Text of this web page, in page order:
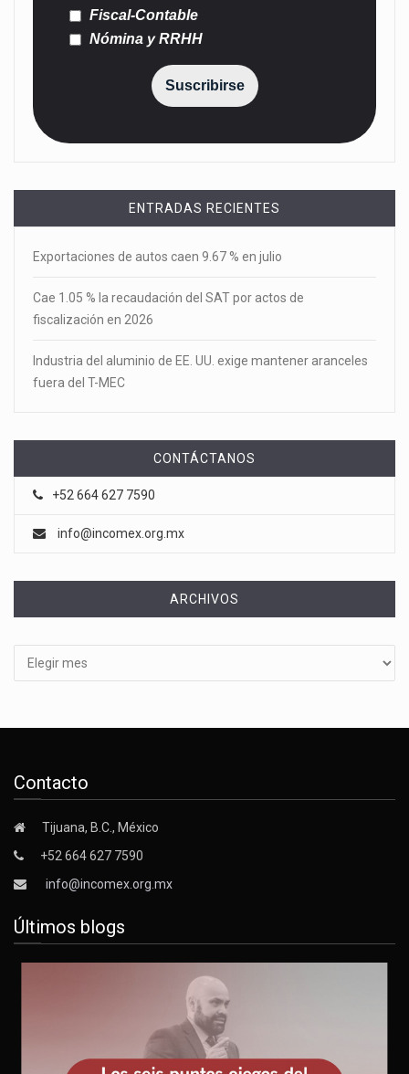
Fiscal-Contable
Nómina y RRHH
Suscribirse
ENTRADAS RECIENTES
Exportaciones de autos caen 9.67 % en julio
Cae 1.05 % la recaudación del SAT por actos de
fiscalización en 2026
Industria del aluminio de EE. UU. exige mantener aranceles
fuera del T-MEC
CONTÁCTANOS
+52 664 627 7590
info@incomex.org.mx
ARCHIVOS
Contacto
Tijuana, B.C., México
+52 664 627 7590
info@incomex.org.mx
Últimos blogs